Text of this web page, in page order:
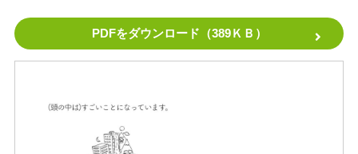
PDFをダウンロード（389ＫＢ）